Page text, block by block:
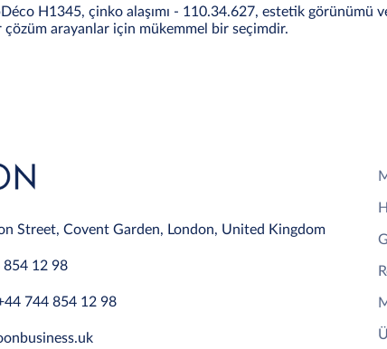
H1345, çinko alaşımı - 110.34.627, estetik görünümü
arayanlar için mükemmel bir seçimdir.
Street, Covent Garden, London, United Kingdom
854 12 98
744 854 12 98